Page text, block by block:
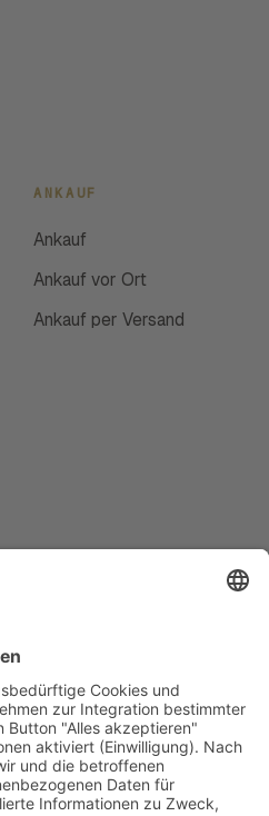
ANKAUF
Ankauf
Ankauf vor Ort
Ankauf per Versand